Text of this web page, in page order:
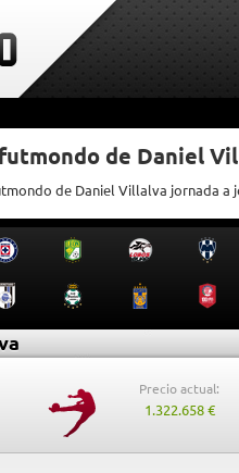
de Daniel
de Daniel Villalva jornada a
Precio actual:
1.322.658 €